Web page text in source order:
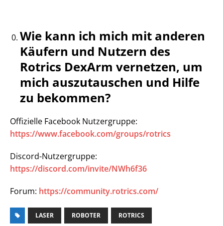
Wie kann ich mich mit anderen
Käufern und Nutzern des
Rotrics DexArm vernetzen, um
mich auszutauschen und Hilfe
zu bekommen?
Offizielle Facebook Nutzergruppe:
https://www.facebook.com/groups/rotrics
Discord-Nutzergruppe:
https://discord.com/invite/NWh6f36
Forum: https://community.rotrics.com/
LASER ROBOTER ROTRICS